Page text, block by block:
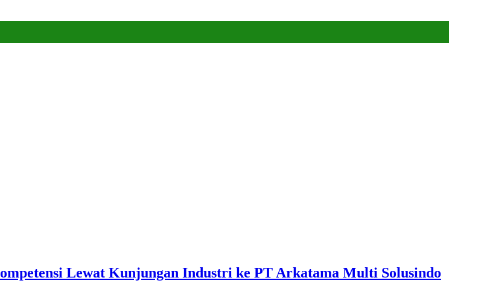
Lewat Kunjungan Industri ke PT Arkatama Multi Solusindo